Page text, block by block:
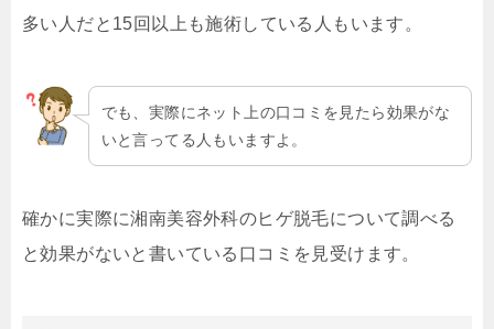
多い人だと15回以上も施術している人もいます。
でも、実際にネット上の口コミを見たら効果がな
いと言ってる人もいますよ。
確かに実際に湘南美容外科のヒゲ脱毛について調べる
と効果がないと書いている口コミを見受けます。